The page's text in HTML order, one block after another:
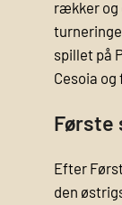
rækker og
spillet på
Cesoia og
Første
Efter
den